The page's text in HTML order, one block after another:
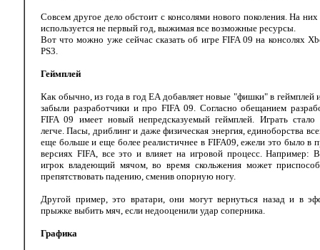
Совсем другое дело обстоит с консолями нового поколения. На
используется не первый год, выжимая все возможные ресурсы.
Вот что можно уже сейчас сказать об игре FIFA 09 на консолях
PS3.
Геймплей
Как обычно, из года в год EA добавляет новые "фишки" в геймплей
забыли разработчики и про FIFA 09. Согласно обещанием
FIFA 09 имеет новый непредсказуемый геймплей. Играть стало
легче. Пасы, дриблинг и даже физическая энергия, единоборства
еще больше и еще более реалистичнее в FIFA09, ежели это было в
версиях FIFA, все это и влияет на игровой процесс. Например:
игрок владеющий мячом, во время скольжения может
препятствовать падению, сменив опорную ногу.
Другой пример, это вратари, они могут вернуться назад и в
прыжке выбить мяч, если недооценили удар соперника.
Графика